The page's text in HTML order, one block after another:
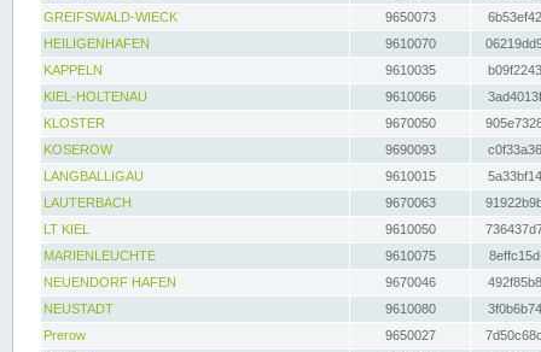
GREIFSWALD-WIECK
9650073
HEILIGENHAFEN
9610070
KAPPELN
9610035
KIEL-HOLTENAU
9610066
KLOSTER
9670050
KOSEROW
9690093
LANGBALLIGAU
9610015
LAUTERBACH
9670063
LT KIEL
9610050
MARIENLEUCHTE
9610075
NEUENDORF HAFEN
9670046
NEUSTADT
9610080
Prerow
9650027